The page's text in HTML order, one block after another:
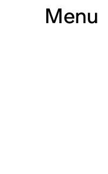
Menu